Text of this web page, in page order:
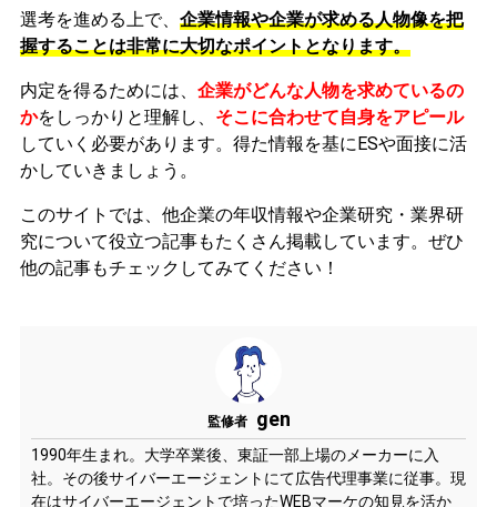
選考を進める上で、 企業情報や企業が求める人物像を把
握することは非常に大切なポイントとなります。
内定を得るためには、 企業がどんな人物を求めているの
かをしっかりと理解し、 そこに合わせて自身をアピール
していく必要があります。 得た情報を基にESや面接に活
かしていきましょう。
このサイトでは、他企業の年収情報や企業研究・業界研
究について役立つ記事もたくさん掲載しています。ぜひ
他の記事もチェックしてみてください！
監修者 gen
1990年生まれ。大学卒業後、東証一部上場のメーカーに入
社。その後サイバーエージェントにて広告代理事業に従事。現
在はサイバーエージェントで培ったWEBマーケの知見を活か